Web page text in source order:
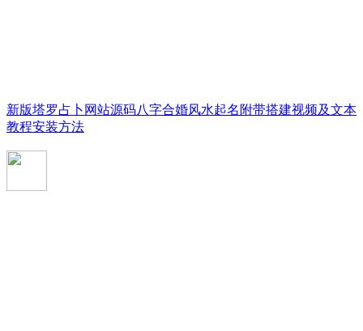
新版塔罗占卜网站源码八字合婚风水起名附带搭建视频及文本
教程安装方法